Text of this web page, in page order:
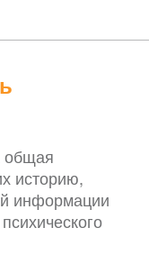
общая
историю,
информации